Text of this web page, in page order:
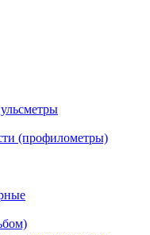
(профилометры)